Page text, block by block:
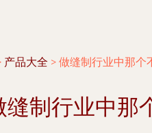
产品大全 > 做缝制行业中那个
缝制行业中那